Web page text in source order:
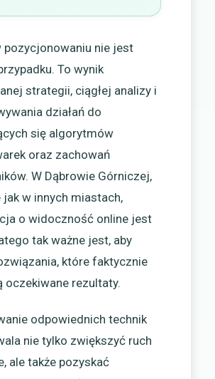
pozycjonowaniu nie jest
To wynik
strategii, ciągłej analizy i
działań do
się algorytmów
oraz zachowań
W Dąbrowie Górniczej,
jak w innych miastach,
o widoczność online jest
tak ważne jest, aby
które faktycznie
oczekiwane rezultaty.
odpowiednich technik
nie tylko zwiększyć ruch
ale także pozyskać